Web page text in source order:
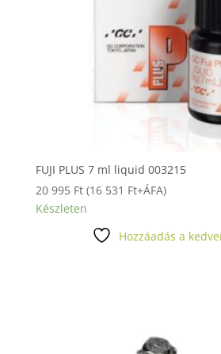
FUJI PLUS 7 ml liquid 003215
20 995 Ft (16 531 Ft+ÁFA)
Készleten
Hozzáadás a